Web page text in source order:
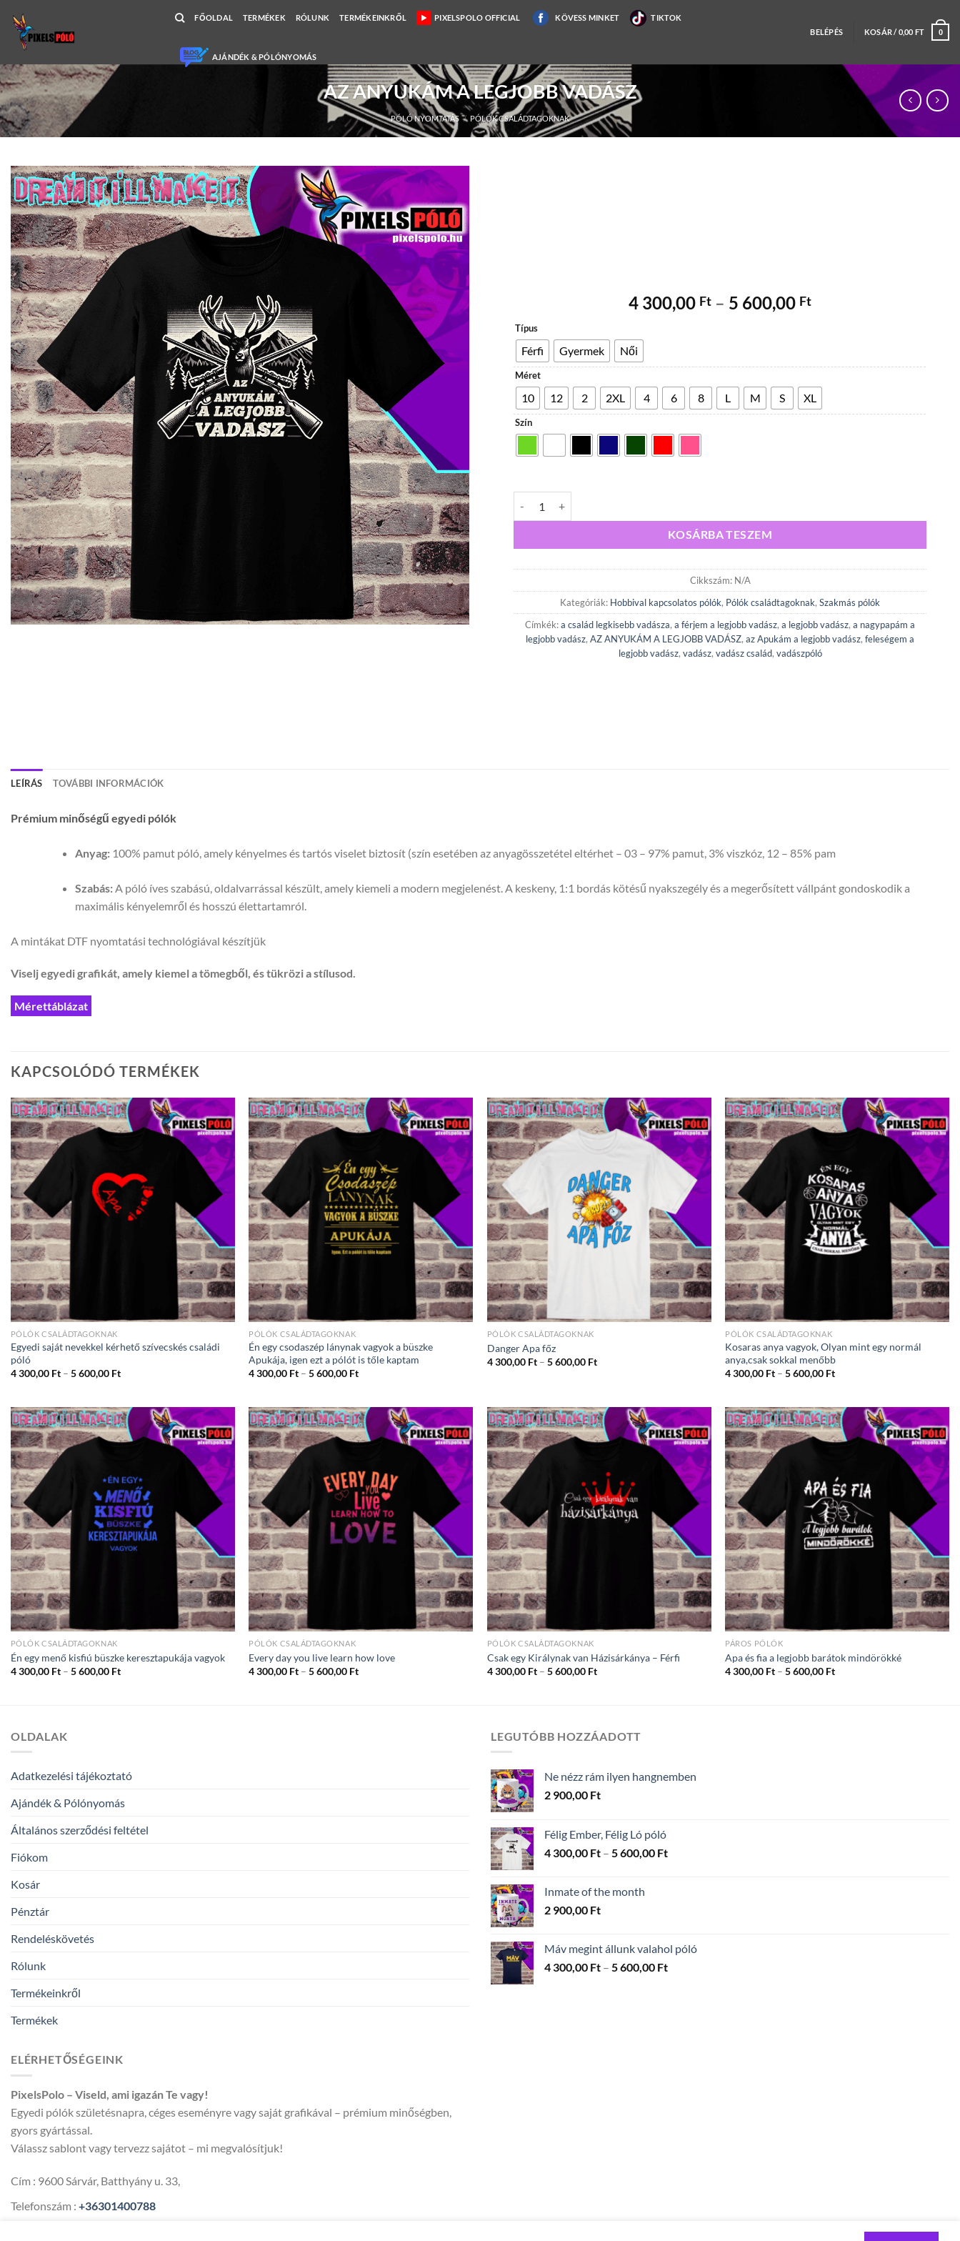
content
FŐOLDAL TERMÉKEK RÓLUNK TERMÉKEINKRŐL PIXELSPOLO OFFICIAL KÖVESS MINKET TIKTOK
AJÁNDÉK & PÓLÓNYOMÁS
BELÉPÉS KOSÁR /0,00 FT 0
AZ ANYUKÁM A LEGJOBB VADÁSZ
PÓLÓ NYOMTATÁS / PÓLÓK CSALÁDTAGOKNAK
4 300,00 Ft – 5 600,00 FtÁrtartomány:
5
600,00 Ft
Típus
Férfi Gyermek Női
Méret
10 12 2 2XL 4 6 8 L M S XL
Szín
KOSÁRBA TESZEM
Cikkszám: N/A
Kategóriák: Hobbival kapcsolatos pólók, Pólók családtagoknak, Szakmás pólók
Címkék:a család legkisebb vadásza, a férjem a legjobb vadász, a legjobb vadász, a nagypapám a
legjobb vadász, AZ ANYUKÁM A LEGJOBB VADÁSZ, az Apukám a legjobb vadász, feleségem a
legjobb vadász, vadász, vadász család, vadászpóló
LEÍRÁS TOVÁBBI INFORMÁCIÓK
Prémium minőségű egyedi pólók
Anyag:100% pamut póló, amely kényelmes és tartós viselet biztosít (szín esetében az anyagösszetétel eltérhet – 03 – 97% pamut, 3% viszkóz, 12 – 85% pam
Szabás:A póló íves szabású, oldalvarrással készült, amely kiemeli a modern megjelenést. A keskeny, 1:1 bordás kötésű nyakszegély és a megerősített vállpánt gondoskodik a
maximális kényelemről és hosszú élettartamról.
A mintákat DTF nyomtatási technológiával készítjük
Viselj egyedi grafikát, amely kiemel a tömegből, és tükrözi a stílusod.
Mérettáblázat
KAPCSOLÓDÓ TERMÉKEK
PÓLÓK CSALÁDTAGOKNAK
Egyedi saját nevekkel kérhető szívecskés családi
póló
4 300,00 Ft – 5 600,00 FtÁrtartomány:
5
600,00 Ft
PÓLÓK CSALÁDTAGOKNAK
Én egy csodaszép lánynak vagyok a büszke
Apukája, igen ezt a pólót is tőle kaptam
4 300,00 Ft – 5 600,00 FtÁrtartomány:
5
600,00 Ft
PÓLÓK CSALÁDTAGOKNAK
Danger Apa főz
4 300,00 Ft – 5 600,00 FtÁrtartomány:
600,00 Ft
PÓLÓK CSALÁDTAGOKNAK
Kosaras anya vagyok, Olyan mint egy normál
anya,csak sokkal menőbb
4 300,00 Ft – 5 600,00 FtÁrtartomány:
5
600,00 Ft
PÓLÓK CSALÁDTAGOKNAK
Én egy menő kisfiú büszke keresztapukája vagyok
4 300,00 Ft – 5 600,00 FtÁrtartomány:
PÓLÓK CSALÁDTAGOKNAK
Every day you live learn how love
4 300,00 Ft – 5 600,00 FtÁrtartomány:
PÓLÓK CSALÁDTAGOKNAK
Csak egy Királynak van Házisárkánya – Férfi
4 300,00 Ft – 5 600,00 FtÁrtartomány:
PÁROS PÓLÓK
Apa és fia a legjobb barátok mindörökké
4 300,00 Ft – 5 600,00 FtÁrtartomány:
OLDALAK
Adatkezelési tájékoztató
Ajándék & Pólónyomás
Általános szerződési feltétel
Fiókom
Kosár
Pénztár
Rendeléskövetés
Rólunk
Termékeinkről
Termékek
LEGUTÓBB HOZZÁADOTT
Ne nézz rám ilyen hangnemben
2 900,00 Ft
Félig Ember, Félig Ló póló
4 300,00 Ft – 5 600,00 FtÁrtartomány:
Inmate of the month
2 900,00 Ft
Máv megint állunk valahol póló
4 300,00 Ft – 5 600,00 FtÁrtartomány:
ELÉRHETŐSÉGEINK
PixelsPolo – Viseld, ami igazán Te vagy!
Egyedi pólók születésnapra, céges eseményre vagy saját grafikával – prémium minőségben,
gyors gyártással.
Válassz sablont vagy tervezz sajátot – mi megvalósítjuk!
Cím : 9600 Sárvár, Batthyány u. 33,
Telefonszám : +36301400788